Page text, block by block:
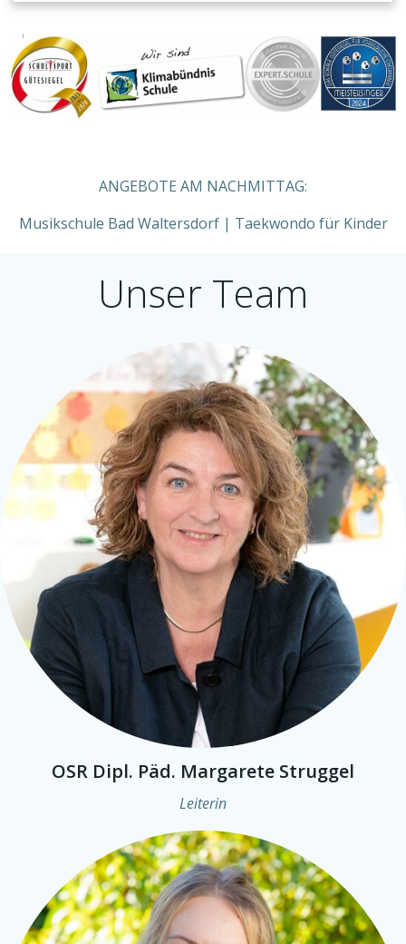
ANGEBOTE AM NACHMITTAG:
Musikschule Bad Waltersdorf | Taekwondo für Kinder
Unser Team
OSR Dipl. Päd. Margarete Struggel
Leiterin